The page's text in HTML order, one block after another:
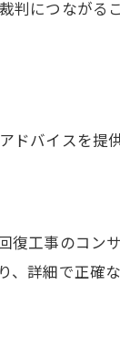
につながる
バイスを提
工事のコン
詳細で正確な